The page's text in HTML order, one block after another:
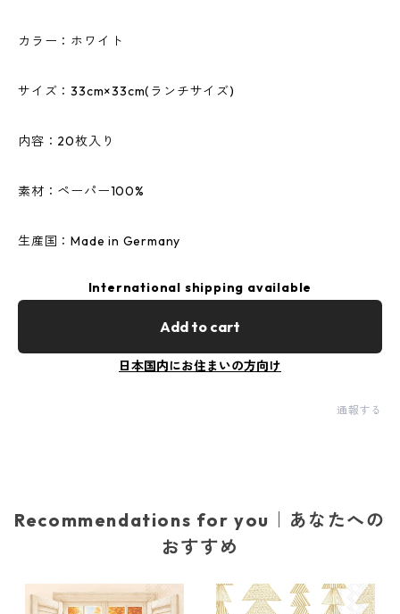
カラー：ホワイト
サイズ：33cm×33cm(ランチサイズ)
内容：20枚入り
素材：ペーパー100%
生産国：Made in Germany
International shipping available
Add to cart
日本国内にお住まいの方向け
通報する
Recommendations for you｜あなたへの
おすすめ